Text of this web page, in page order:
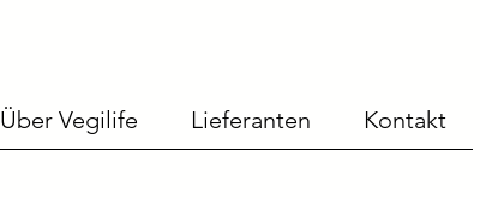
Über Vegilife Lieferanten Kontakt